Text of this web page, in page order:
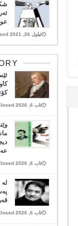
ئیلول 26, 2021 Closed
ئاب 6, 2026 Closed
ئاب 6, 2026 Closed
ئاب 6, 2026 Closed